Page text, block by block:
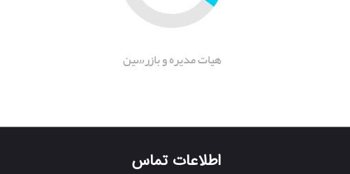
هیات مدیره و بازرسین
اطلاعات تماس